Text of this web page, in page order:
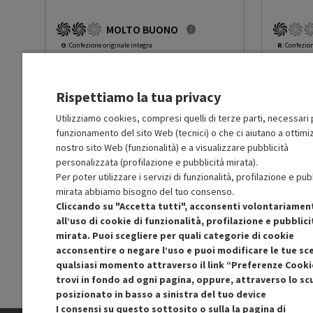
Larghezza netta del prodotto
(cm)
(cm)
Peso netto del prodotto (kg) 2.85
MOLTO BUONO
O: Confezione originale integra
O: Accessori principali presenti
Prodotto Nuovo 195.99 -10%
Ricondizionato Prezzo ridotto da
176.39a-30%
In Promozione 123.47
Aggiungi al carrello
SCONTO RICONDIZIONATI
Approfitta dello sconto del 30% sul prodotto
ricondizionato.
R:
O:
In
Rispettiamo la tua privacy
Utilizziamo cookies, compresi quelli di terze parti, necessari
funzionamento del sito Web (tecnici) o che ci aiutano a
nostro sito Web (funzionalità) e a visualizzare pubblicità
personalizzata (profilazione e pubblicità mirata).
Per poter utilizzare i servizi di funzionalità, profilazione e
mirata abbiamo bisogno del tuo consenso.
Cliccando su "Accetta tutti", acconsenti
all’uso di cookie di funzionalità, profilazione e
mirata. Puoi scegliere per quali categorie di cookie
acconsentire o negare l’uso e puoi modificare le tue
qualsiasi momento attraverso il link “Preferenze
trovi in fondo ad ogni pagina, oppure, attraverso lo
posizionato in basso a sinistra del tuo device
I consensi su questo sottosito o sulla la pagina di